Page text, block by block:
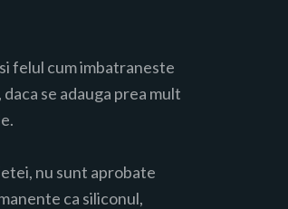
felul cum imbatraneste
se adauga prea mult
nu sunt aprobate
ca siliconul,